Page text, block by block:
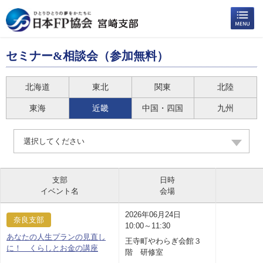
セミナー&相談会（参加無料）
北海道 東北 関東 北陸
東海 近畿 中国・四国 九州
選択してください
支部
イベント名
日時
会場
奈良支部
あなたの人生プランの見直し
に！ くらしとお金の講座
2026年06月24日
10:00～11:30
王寺町やわらぎ会館３
階 研修室